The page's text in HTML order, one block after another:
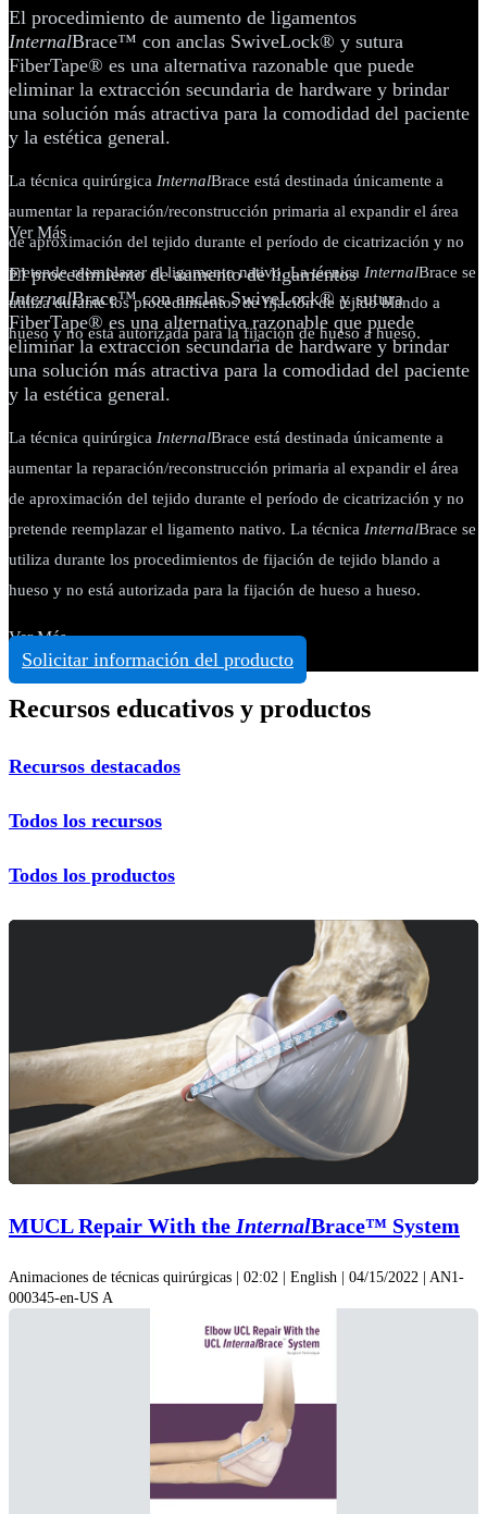
El procedimiento de aumento de ligamentos
InternalBrace™ con anclas SwiveLock® y sutura
FiberTape® es una alternativa razonable que puede
eliminar la extracción secundaria de hardware y brindar
una solución más atractiva para la comodidad del paciente
y la estética general.
La técnica quirúrgica InternalBrace está destinada únicamente a
aumentar la reparación/reconstrucción primaria al expandir el área
de aproximación del tejido durante el período de cicatrización y no
pretende reemplazar el ligamento nativo. La técnica InternalBrace se
utiliza durante los procedimientos de fijación de tejido blando a
hueso y no está autorizada para la fijación de hueso a hueso.
Ver Más
El procedimiento de aumento de ligamentos
InternalBrace™ con anclas SwiveLock® y sutura
FiberTape® es una alternativa razonable que puede
eliminar la extracción secundaria de hardware y brindar
una solución más atractiva para la comodidad del paciente
y la estética general.
La técnica quirúrgica InternalBrace está destinada únicamente a
aumentar la reparación/reconstrucción primaria al expandir el área
de aproximación del tejido durante el período de cicatrización y no
pretende reemplazar el ligamento nativo. La técnica InternalBrace se
utiliza durante los procedimientos de fijación de tejido blando a
hueso y no está autorizada para la fijación de hueso a hueso.
Ver Más
Solicitar información del producto
Recursos educativos y productos
Recursos destacados
Todos los recursos
Todos los productos
Play
Video
MUCL Repair With the InternalBrace™ System
Animaciones de técnicas quirúrgicas | 02:02 | English | 04/15/2022 | AN1-
000345-en-US A